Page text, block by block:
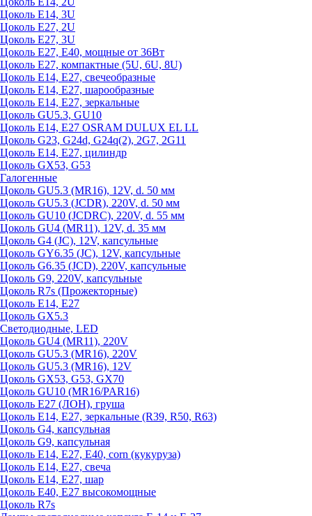
Цоколь Е14, 3U
Цоколь Е27, 2U
Цоколь Е27, 3U
Цоколь Е27, Е40, мощные от 36Вт
Цоколь Е27, компактные (5U, 6U, 8U)
Цоколь Е14, Е27, свечеобразные
Цоколь Е14, Е27, шарообразные
Цоколь Е14, Е27, зеркальные
Цоколь GU5.3, GU10
Цоколь Е14, Е27 OSRAM DULUX EL LL
Цоколь G23, G24d, G24q(2), 2G7, 2G11
Цоколь Е14, Е27, цилиндр
Цоколь GX53, G53
Галогенные
Цоколь GU5.3 (MR16), 12V, d. 50 мм
Цоколь GU5.3 (JCDR), 220V, d. 50 мм
Цоколь GU10 (JCDRC), 220V, d. 55 мм
Цоколь GU4 (MR11), 12V, d. 35 мм
Цоколь G4 (JC), 12V, капсульные
Цоколь GY6.35 (JC), 12V, капсульные
Цоколь G6.35 (JCD), 220V, капсульные
Цоколь G9, 220V, капсульные
Цоколь R7s (Прожекторные)
Цоколь E14, E27
Цоколь GX5.3
Светодиодные, LED
Цоколь GU4 (MR11), 220V
Цоколь GU5.3 (MR16), 220V
Цоколь GU5.3 (MR16), 12V
Цоколь GX53, G53, GX70
Цоколь GU10 (MR16/PAR16)
Цоколь Е27 (ЛОН), груша
Цоколь Е14, Е27, зеркальные (R39, R50, R63)
Цоколь G4, капсульная
Цоколь G9, капсульная
Цоколь Е14, Е27, Е40, corn (кукуруза)
Цоколь Е14, Е27, свеча
Цоколь Е14, Е27, шар
Цоколь Е40, Е27 высокомощные
Цоколь R7s